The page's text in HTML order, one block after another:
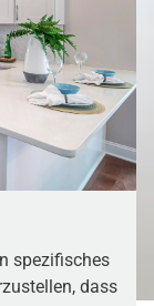
spezifisches
dass